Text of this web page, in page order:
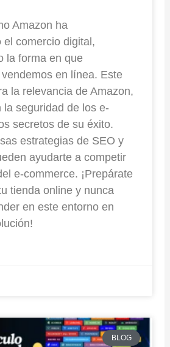
Amazon ha
el comercio digital,
la forma en que
en línea. Este
la relevancia de Amazon,
la seguridad de los e-
secretos de su éxito.
estrategias de SEO y
ayudarte a competir
e-commerce. ¡Prepárate
tienda online y nunca
en este entorno en
BLOG